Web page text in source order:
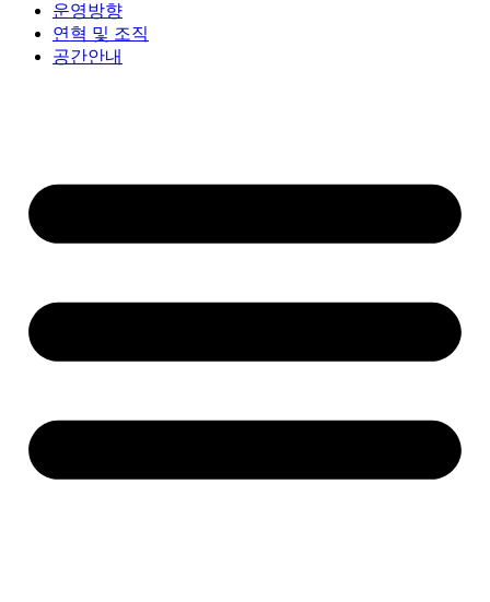
운영방향
연혁 및 조직
공간안내